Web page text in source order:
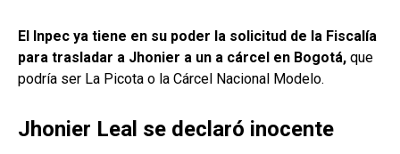
El Inpec ya tiene en su poder la solicitud de la Fiscalía
para trasladar a Jhonier a un a cárcel en Bogotá, que
podría ser La Picota o la Cárcel Nacional Modelo.
Jhonier Leal se declaró inocente